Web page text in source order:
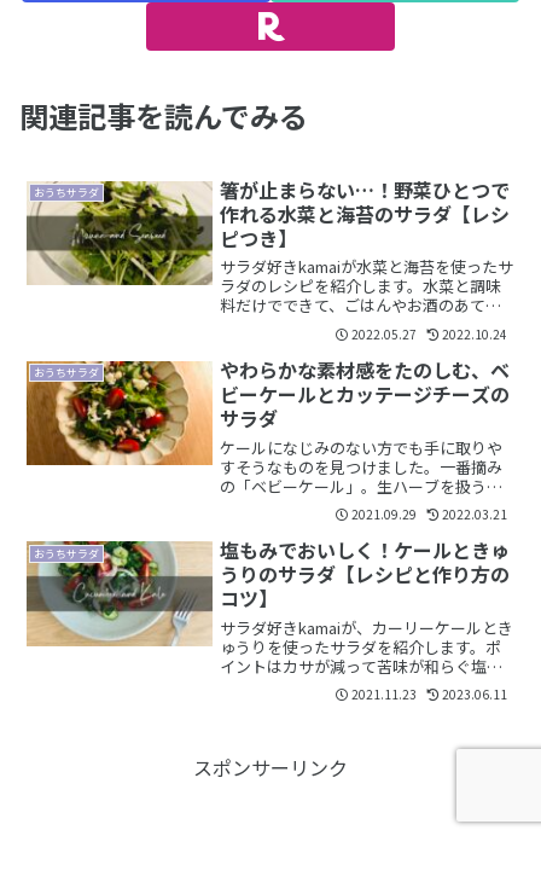
関連記事を読んでみる
おうちサラダ
箸が止まらない…！野菜ひとつで
作れる水菜と海苔のサラダ【レシ
ピつき】
サラダ好きkamaiが水菜と海苔を使ったサ
ラダのレシピを紹介します。水菜と調味
料だけでできて、ごはんやお酒のあてに
もなる万能サラダです。箸が止まらなく
なるやみつき感がクセになりますよ。
2022.05.27 2022.10.24
おうちサラダ
やわらかな素材感をたのしむ、ベ
ビーケールとカッテージチーズの
サラダ
ケールになじみのない方でも手に取りや
すそうなものを見つけました。一番摘み
の「ベビーケール」。生ハーブを扱うエ
スビー食品さんのフレッシュハーブシリ
ーズです。こちらのシリーズ、比較的少
量でパッケージされているため、よく使
わせていただいています。...
2021.09.29 2022.03.21
おうちサラダ
塩もみでおいしく！ケールときゅ
うりのサラダ【レシピと作り方の
コツ】
サラダ好きkamaiが、カーリーケールとき
ゅうりを使ったサラダを紹介します。ポ
イントはカサが減って苦味が和らぐ塩も
み。作り方のコツとレシピをまとめまし
2021.11.23 2023.06.11
スポンサーリンク